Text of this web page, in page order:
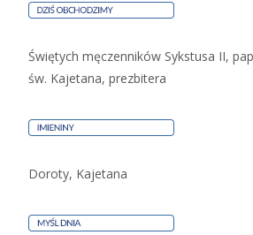
Świętych męczenników Sykstusa II,
św. Kajetana, prezbitera
Doroty, Kajetana